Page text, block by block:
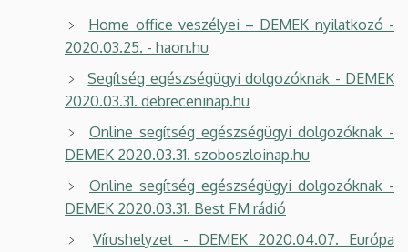
Home office veszélyei – DEMEK nyilatkozó -
2020.03.25. - haon.hu
Segítség egészségügyi dolgozóknak - DEMEK
2020.03.31. debreceninap.hu
Online segítség egészségügyi dolgozóknak -
DEMEK 2020.03.31. szoboszloinap.hu
Online segítség egészségügyi dolgozóknak -
DEMEK 2020.03.31. Best FM rádió
Vírushelyzet - DEMEK 2020.04.07. Európa